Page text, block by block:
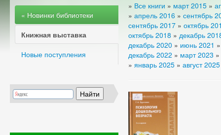
« Новинки библиотеки
Книжная выставка
Новые поступления
» Все книги » март 2015 »
» апрель 2016 » сентябрь
сентябрь 2017 » октябрь
октябрь 2018 » декабрь
декабрь 2020 » июнь 2021
декабрь 2022 » март 2023 »
» январь 2025 » август 2025